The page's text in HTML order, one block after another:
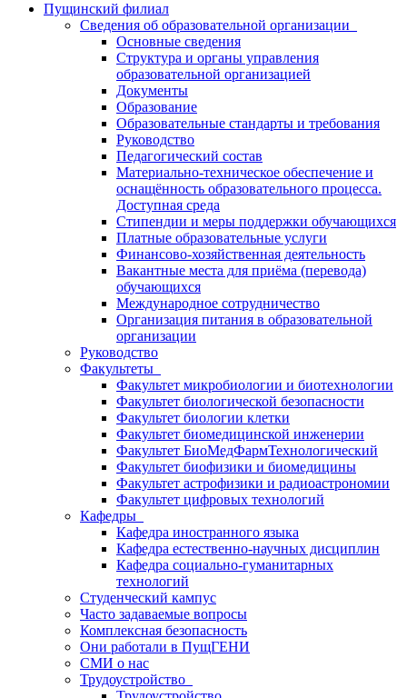
Пущинский филиал
Сведения об образовательной организации
Основные сведения
Структура и органы управления
образовательной организацией
Документы
Образование
Образовательные стандарты и требования
Руководство
Педагогический состав
Материально-техническое обеспечение и
оснащённость образовательного процесса.
Доступная среда
Стипендии и меры поддержки обучающихся
Платные образовательные услуги
Финансово-хозяйственная деятельность
Вакантные места для приёма (перевода)
обучающихся
Международное сотрудничество
Организация питания в образовательной
организации
Руководство
Факультеты
Факультет микробиологии и биотехнологии
Факультет биологической безопасности
Факультет биологии клетки
Факультет биомедицинской инженерии
Факультет БиоМедФармТехнологический
Факультет биофизики и биомедицины
Факультет астрофизики и радиоастрономии
Факультет цифровых технологий
Кафедры
Кафедра иностранного языка
Кафедра естественно-научных дисциплин
Кафедра социально-гуманитарных
технологий
Студенческий кампус
Часто задаваемые вопросы
Комплексная безопасность
Они работали в ПущГЕНИ
СМИ о нас
Трудоустройство